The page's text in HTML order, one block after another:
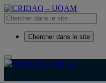
Chercher dans le site